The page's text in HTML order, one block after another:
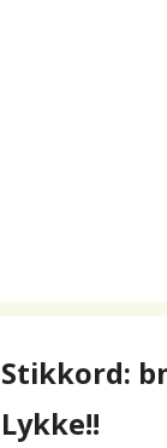
Stikkord:
Lykke!!